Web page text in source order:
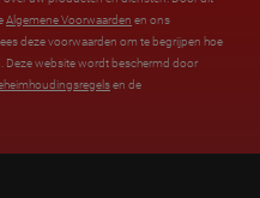
Algemene Voorwaarden en ons
deze voorwaarden om te begrijpen hoe
Deze website wordt beschermd door
en de